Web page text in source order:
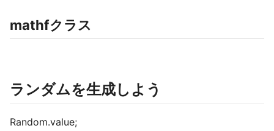
mathfクラス
ランダムを生成しよう
Random.value;